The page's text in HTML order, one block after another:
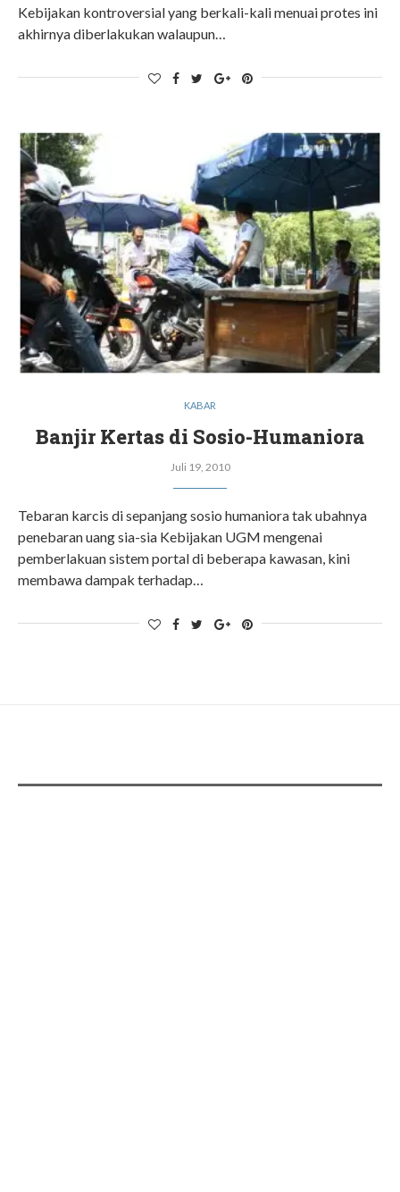
Kebijakan kontroversial yang berkali-kali menuai protes ini
akhirnya diberlakukan walaupun…
KABAR
Banjir Kertas di Sosio-Humaniora
Juli 19, 2010
Tebaran karcis di sepanjang sosio humaniora tak ubahnya
penebaran uang sia-sia Kebijakan UGM mengenai
pemberlakuan sistem portal di beberapa kawasan, kini
membawa dampak terhadap…